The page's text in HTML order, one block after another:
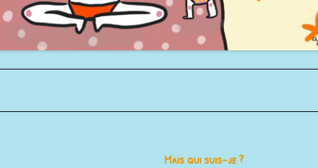
Aller au contenu principal
Mais qui suis-je ?